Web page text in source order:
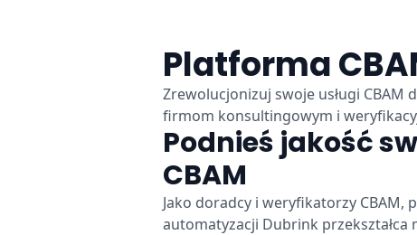
Platforma
Zrewolucjonizuj swoje usługi
firmom konsultingowym i
Podnieś jakość
CBAM
Jako doradcy i weryfikatorzy
automatyzacji Dubrink przekształca